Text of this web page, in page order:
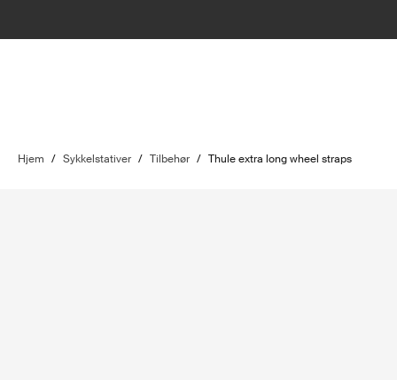
Hjem / Sykkelstativer / Tilbehør / Thule extra long wheel straps